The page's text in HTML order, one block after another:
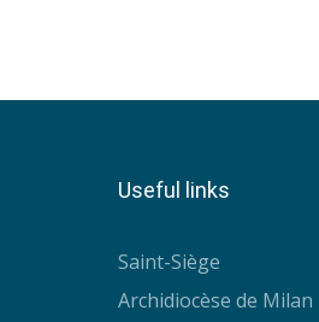
Useful links
Saint-Siège
Archidiocèse de Milan